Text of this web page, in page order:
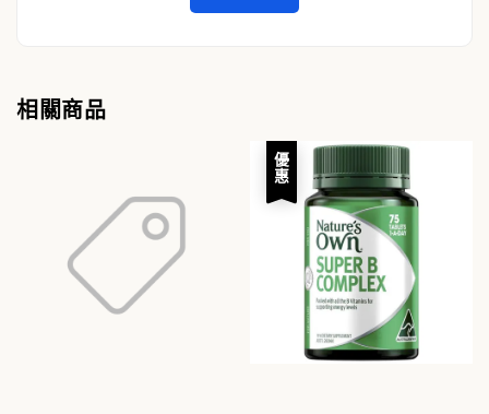
相關商品
優惠